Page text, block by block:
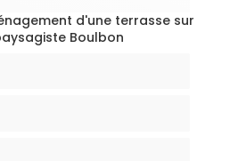
d'une terrasse sur
Boulbon